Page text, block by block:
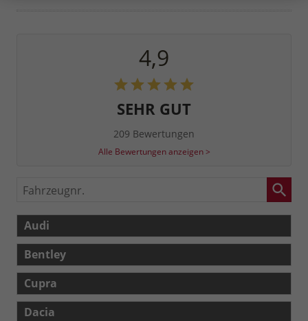
4,9
SEHR GUT
209 Bewertungen
Alle Bewertungen anzeigen >
Fahrzeugnr.
Audi
Bentley
Cupra
Dacia